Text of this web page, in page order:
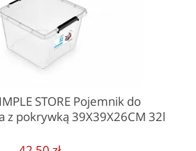
STORE Pojemnik do
z pokrywką 39X39X26CM 32l